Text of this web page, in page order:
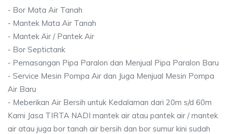
- Bor Mata Air Tanah
- Mantek Mata Air Tanah
- Mantek Air / Pantek Air
- Bor Septictank
- Pemasangan Pipa Paralon dan Menjual Pipa Paralon Baru
- Service Mesin Pompa Air dan Juga Menjual Mesin Pompa
Air Baru
- Meberikan Air Bersih untuk Kedalaman dari 20m s/d 60m
Kami Jasa TIRTA NADI mantek air atau pantek air / mantek
air atau juga bor tanah air bersih dan bor sumur kini sudah